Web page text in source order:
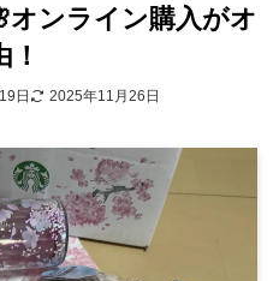
オンライン購入がオ
日 2025年11月26日